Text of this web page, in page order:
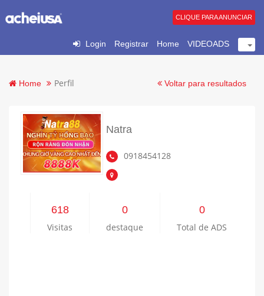
Login Registrar Home VIDEOADS
CLIQUE PARA ANUNCIAR
Home Perfil Voltar para resultados
Natra
0918454128
618
Visitas
0
destaque
0
Total de ADS